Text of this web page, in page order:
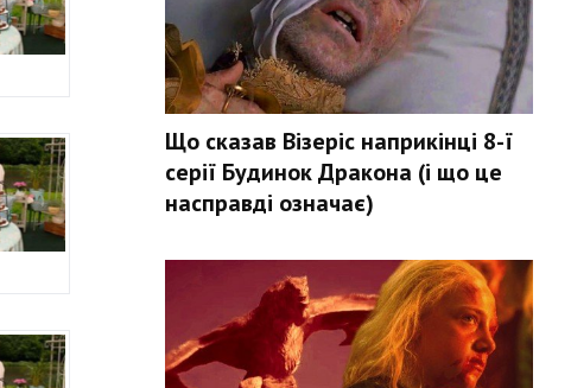
Що сказав Візеріс наприкінці 8-ї
серії Будинок Дракона (і що це
насправді означає)